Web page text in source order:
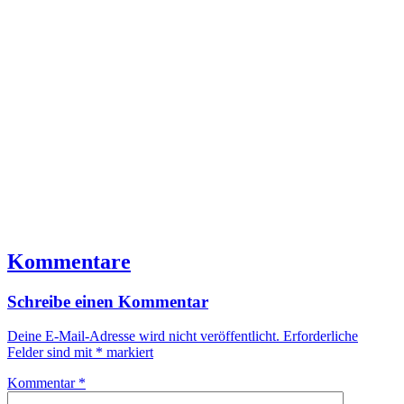
Kommentare
Schreibe einen Kommentar
Deine E-Mail-Adresse wird nicht veröffentlicht. Erforderliche
Felder sind mit * markiert
Kommentar *